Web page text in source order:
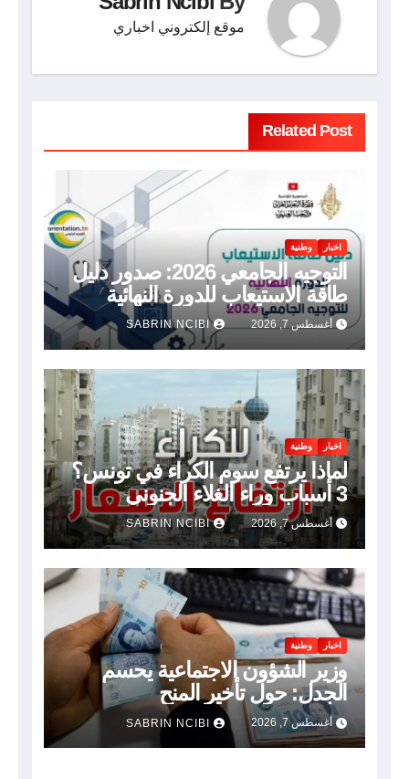
موقع إلكتروني اخباري
Related Post
اخبار وطنية
التوجيه الجامعي 2026: صدور دليل
طاقة الاستيعاب للدورة النهائية
أغسطس 7, 2026 SABRIN NCIBI
اخبار وطنية
لماذا يرتفع سوم الكراء في تونس؟
3 أسباب وراء الغلاء الجنوني
أغسطس 7, 2026 SABRIN NCIBI
اخبار وطنية
وزير الشؤون الاجتماعية يحسم
الجدل: حول تأخير المنح
أغسطس 7, 2026 SABRIN NCIBI